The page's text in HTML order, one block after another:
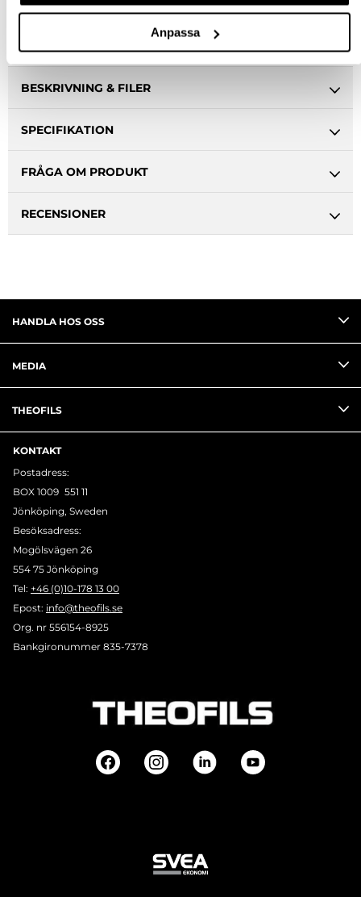
Anpassa
Hämta i butik
Ledande leverantör i Sverige
BESKRIVNING & FILER
SPECIFIKATION
FRÅGA OM PRODUKT
RECENSIONER
HANDLA HOS OSS
MEDIA
THEOFILS
KONTAKT
Postadress:
BOX 1009 551 11
Jönköping, Sweden
Besöksadress:
Mogölsvägen 26
554 75 Jönköping
Tel: +46 (0)10-178 13 00
Epost: info@theofils.se
Org. nr 556154-8925
Bankgironummer 835-7378